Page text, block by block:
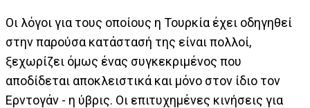
Οι λόγοι για τους οποίους η Τουρκία έχει οδηγηθεί
στην παρούσα κατάστασή της είναι πολλοί,
ξεχωρίζει όμως ένας συγκεκριμένος που
αποδίδεται αποκλειστικά και μόνο στον ίδιο τον
Ερντογάν - η ύβρις. Οι επιτυχημένες κινήσεις για